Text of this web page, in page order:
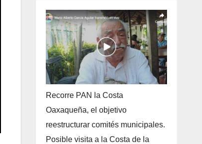
Recorre PAN la Costa
Oaxaqueña, el objetivo
reestructurar comités municipales.
Posible visita a la Costa de la